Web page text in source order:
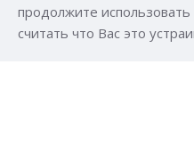
продолжите
считать что Вас это